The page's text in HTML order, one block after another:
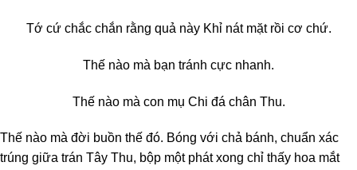
Tớ cứ chắc chắn rằng quả này Khỉ nát mặt rồi cơ chứ.
Thế nào mà bạn tránh cực nhanh.
Thế nào mà con mụ Chi đá chân Thu.
Thế nào mà đời buồn thế đó. Bóng với chả bánh, chuẩn xác
trúng giữa trán Tây Thu, bộp một phát xong chỉ thấy hoa mắt